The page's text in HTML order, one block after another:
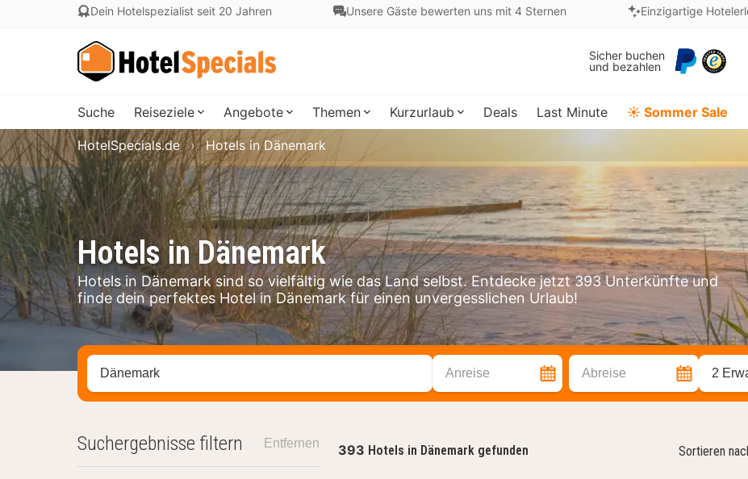
Dein Hotelspezialist seit 20 Jahren Unsere Gäste bewerten uns mit 4 Sternen Einzigartige
Sicher buchen
und bezahlen
Suche Reiseziele Angebote Themen Kurzurlaub Deals Last Minute ☀️ Sommer Sale
Hotels in Dänemark
Hotels in Dänemark sind so vielfältig wie das Land selbst. Entdecke jetzt 393 Unterkünfte und
finde dein perfektes Hotel in Dänemark für einen unvergesslichen Urlaub!
HotelSpecials.de Hotels in Dänemark
Stadt, Region oder Hotel suchen Anreise Abreise 2
393 Hotels in Dänemark gefunden Sortieren
Suchergebnisse filtern Entfernen